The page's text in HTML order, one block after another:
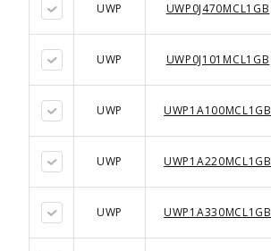
UWP UWP0J470MCL1GB
UWP UWP0J101MCL1GB
UWP UWP1A100MCL1GB
UWP UWP1A220MCL1GB
UWP UWP1A330MCL1GB